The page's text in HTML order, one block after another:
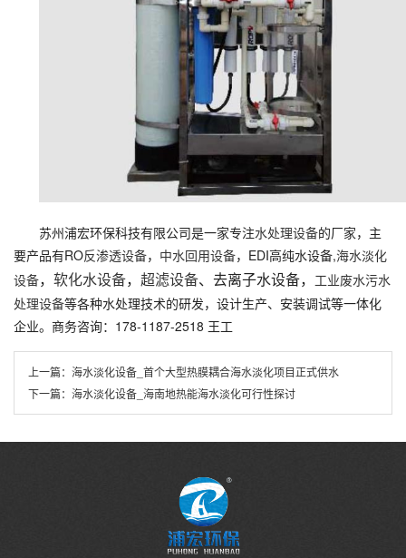
苏州浦宏环保科技有限公司是一家专注水处理设备的厂家，主
要产品有RO反渗透设备， 中水回用设备，EDI高纯水设备,海水淡化
设备， 软化水设备， 超滤设备、去离子水设备， 工业废水污水
处理设备等各种水处理技术的研发，设计生产、安装调试等一体化
企业。商务咨询：178-1187-2518 王工
上一篇： 海水淡化设备_首个大型热膜耦合海水淡化项目正式供水
下一篇： 海水淡化设备_海南地热能海水淡化可行性探讨